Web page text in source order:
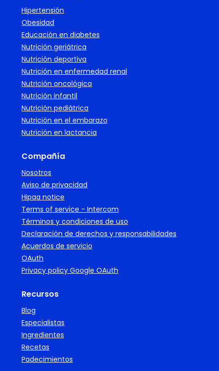
Hipertensión
Obesidad
Educación en diabetes
Nutrición geriátrica
Nutrición deportiva
Nutrición en enfermedad renal
Nutrición oncológica
Nutrición infantil
Nutrición pediátrica
Nutrición en el embarazo
Nutrición en lactancia
Compañía
Nosotros
Aviso de privacidad
Hipaa notice
Terms of service - Intercom
Términos y condiciones de uso
Declaración de derechos y responsabilidades
Acuerdos de servicio
OAuth
Privacy policy Google OAuth
Recursos
Blog
Especialistas
Ingredientes
Recetas
Padecimientos